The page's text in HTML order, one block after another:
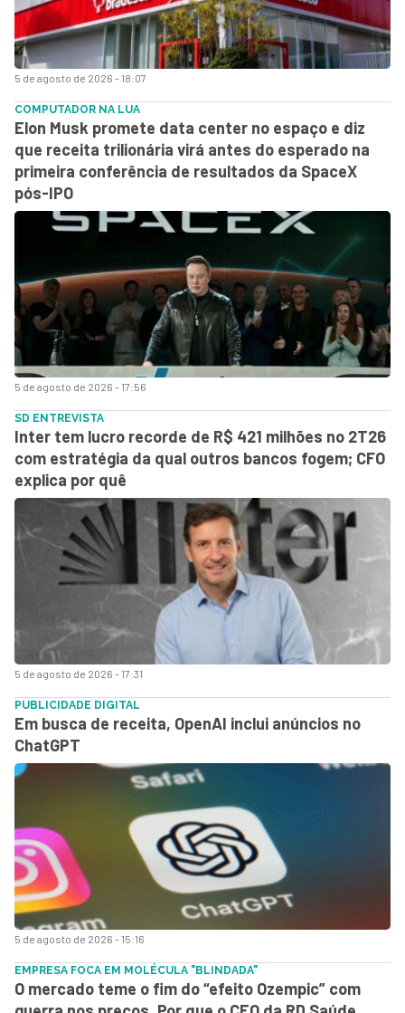
5 de agosto de 2026 - 18:07
5 de agosto de 2026 - 17:56
COMPUTADOR NA LUA
Elon Musk promete data center no espaço e diz
que receita trilionária virá antes do esperado na
primeira conferência de resultados da SpaceX
pós-IPO
5 de agosto de 2026 - 17:31
SD ENTREVISTA
Inter tem lucro recorde de R$ 421 milhões no 2T26
com estratégia da qual outros bancos fogem; CFO
explica por quê
5 de agosto de 2026 - 15:16
PUBLICIDADE DIGITAL
Em busca de receita, OpenAI inclui anúncios no
ChatGPT
EMPRESA FOCA EM MOLÉCULA "BLINDADA"
O mercado teme o fim do “efeito Ozempic” com